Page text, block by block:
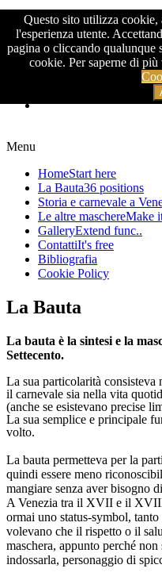
Questo sito utilizza
l'esperienza utente.
pagina o cliccando qualunque
cookie. Per saperne di
>
Menu
HomeStart here
La Bauta36 positions
Storia e carnevale a
Le altre maschereMake
GalleryExtend func..
ContattiIt's free
Bibliografia
Cookie Policy
La Bauta
La bauta è la sintesi e la
Settecento.
La sua particolarità consisteva
il carnevale sia nella vita
(anche se esistevano precise
La sua semplice e principale
volto.
La bauta permetteva per la
quindi essere meno
mangiare senza aver bisogno
A Venezia tra il XVII e il XVIII
ormai uno status-symbol,
volevano che il rispetto o il
maschera, appunto perché
indossarla, personaggio di